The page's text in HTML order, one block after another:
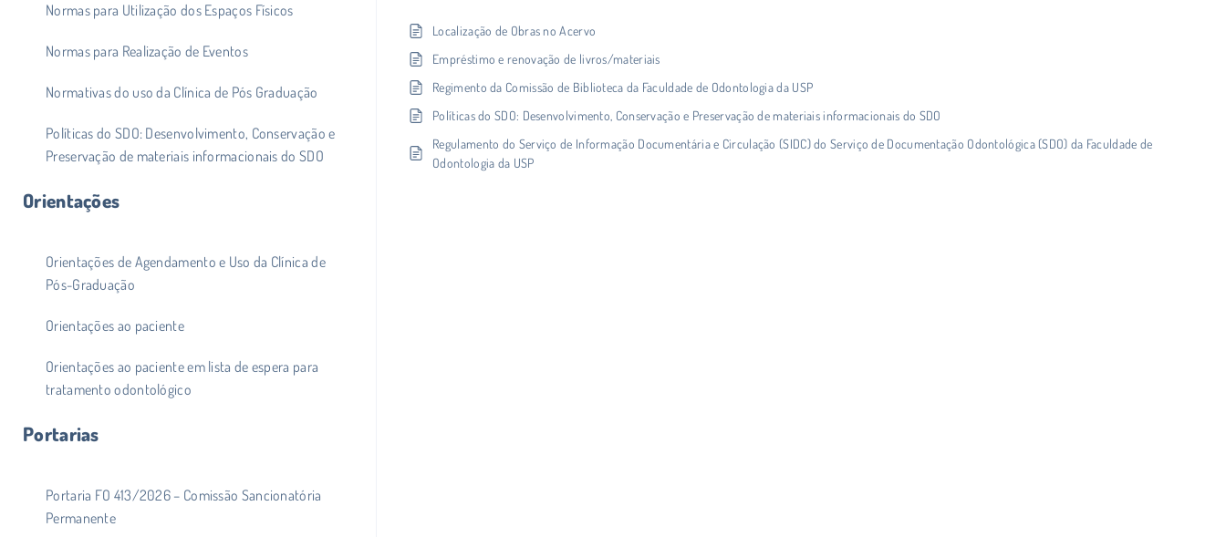
Normas para Utilização dos Espaços Físicos
Normas para Realização de Eventos
Normativas do uso da Clínica de Pós Graduação
Políticas do SDO: Desenvolvimento, Conservação e
Preservação de materiais informacionais do SDO
Orientações
Orientações de Agendamento e Uso da Clínica de
Pós-Graduação
Orientações ao paciente
Orientações ao paciente em lista de espera para
tratamento odontológico
Portarias
Portaria FO 413/2026 – Comissão Sancionatória
Permanente
Localização de Obras no Acervo
Empréstimo e renovação de livros/materiais
Regimento da Comissão de Biblioteca da Faculdade de Odontologia da USP
Políticas do SDO: Desenvolvimento, Conservação e Preservação de materiais informacionais do SDO
Regulamento do Serviço de Informação Documentária e Circulação (SIDC) do Serviço de Documentação Odontológica (SDO) da Faculdade de
Odontologia da USP